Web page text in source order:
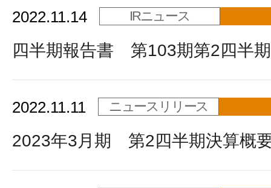
2022.11.14 IRニュース
四半期報告書 第103期第2四半期
2022.11.11 ニュースリリース
2023年3月期 第2四半期決算概